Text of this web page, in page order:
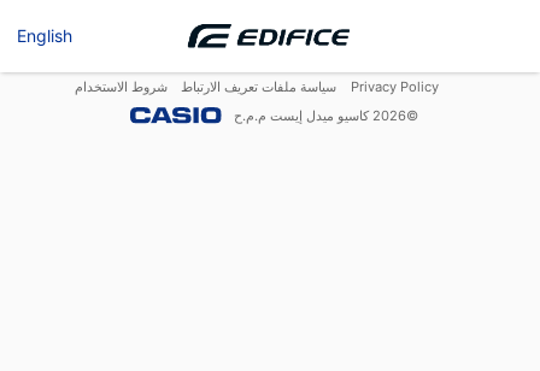
English
Privacy Policy سياسة ملفات تعريف الارتباط
شروط الاستخدام
©
2026 كاسيو ميدل إيست م.م.ح